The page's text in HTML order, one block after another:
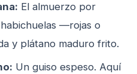
El almuerzo por
—rojas o
y plátano maduro frito.
Un guiso espeso. Aquí